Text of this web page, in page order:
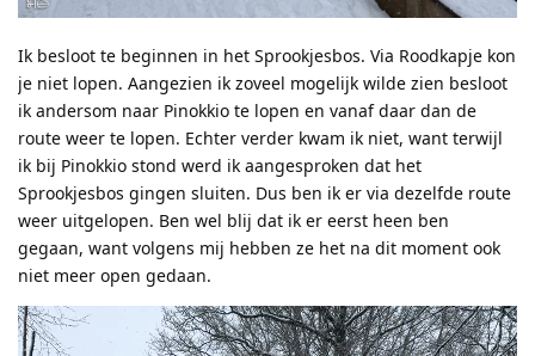
Ik besloot te beginnen in het Sprookjesbos. Via Roodkapje kon
je niet lopen. Aangezien ik zoveel mogelijk wilde zien besloot
ik andersom naar Pinokkio te lopen en vanaf daar dan de
route weer te lopen. Echter verder kwam ik niet, want terwijl
ik bij Pinokkio stond werd ik aangesproken dat het
Sprookjesbos gingen sluiten. Dus ben ik er via dezelfde route
weer uitgelopen. Ben wel blij dat ik er eerst heen ben
gegaan, want volgens mij hebben ze het na dit moment ook
niet meer open gedaan.